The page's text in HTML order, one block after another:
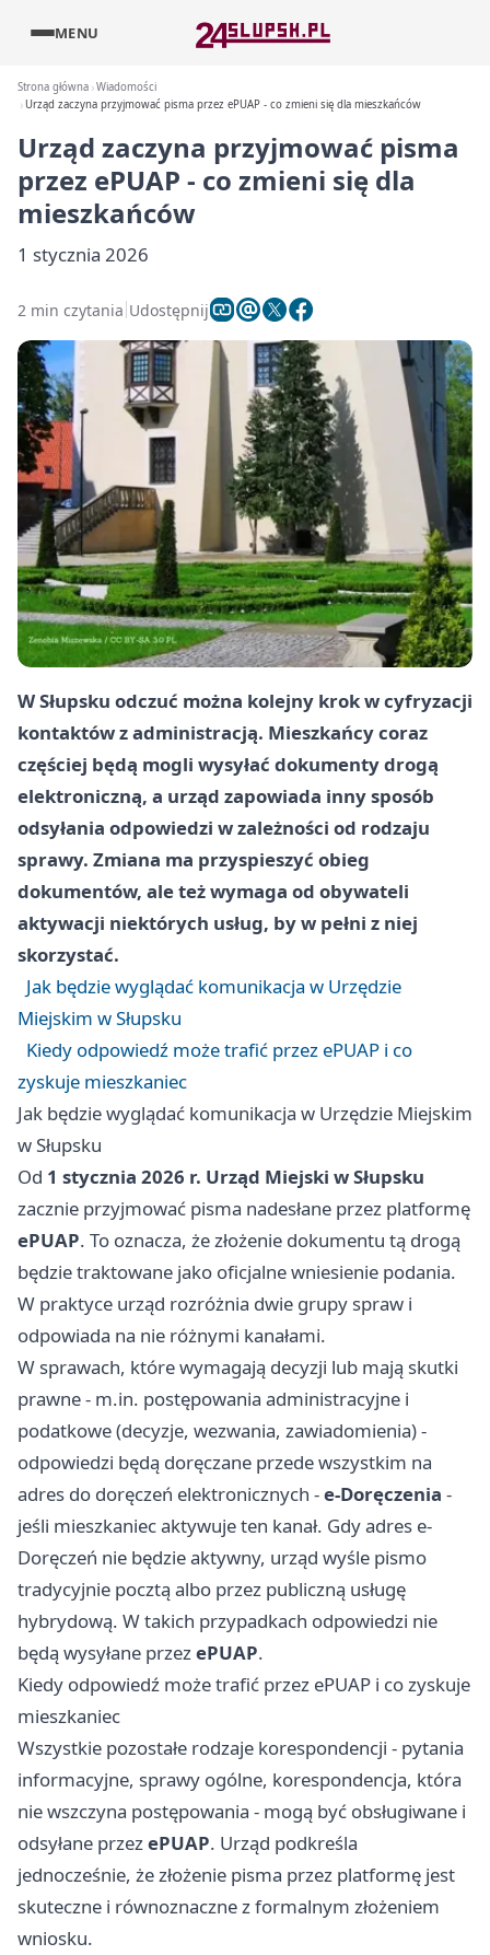
MENU
Strona główna Wiadomości
Urząd zaczyna przyjmować pisma przez ePUAP - co zmieni się dla mieszkańców
Urząd zaczyna przyjmować pisma
przez ePUAP - co zmieni się dla
mieszkańców
1 stycznia 2026
2 min czytania Udostępnij
W Słupsku odczuć można kolejny krok w cyfryzacji
kontaktów z administracją. Mieszkańcy coraz
częściej będą mogli wysyłać dokumenty drogą
elektroniczną, a urząd zapowiada inny sposób
odsyłania odpowiedzi w zależności od rodzaju
sprawy. Zmiana ma przyspieszyć obieg
dokumentów, ale też wymaga od obywateli
aktywacji niektórych usług, by w pełni z niej
skorzystać.
Jak będzie wyglądać komunikacja w Urzędzie
Miejskim w Słupsku
Kiedy odpowiedź może trafić przez ePUAP i co
zyskuje mieszkaniec
Jak będzie wyglądać komunikacja w Urzędzie Miejskim
w Słupsku
Od 1 stycznia 2026 r. Urząd Miejski w Słupsku
zacznie przyjmować pisma nadesłane przez platformę
ePUAP. To oznacza, że złożenie dokumentu tą drogą
będzie traktowane jako oficjalne wniesienie podania.
W praktyce urząd rozróżnia dwie grupy spraw i
odpowiada na nie różnymi kanałami.
W sprawach, które wymagają decyzji lub mają skutki
prawne - m.in. postępowania administracyjne i
podatkowe (decyzje, wezwania, zawiadomienia) -
odpowiedzi będą doręczane przede wszystkim na
adres do doręczeń elektronicznych -e-Doręczenia -
jeśli mieszkaniec aktywuje ten kanał. Gdy adres e-
Doręczeń nie będzie aktywny, urząd wyśle pismo
tradycyjnie pocztą albo przez publiczną usługę
hybrydową. W takich przypadkach odpowiedzi nie
będą wysyłane przezePUAP.
Kiedy odpowiedź może trafić przez ePUAP i co zyskuje
mieszkaniec
Wszystkie pozostałe rodzaje korespondencji - pytania
informacyjne, sprawy ogólne, korespondencja, która
nie wszczyna postępowania - mogą być obsługiwane i
odsyłane przezePUAP. Urząd podkreśla
jednocześnie, że złożenie pisma przez platformę jest
skuteczne i równoznaczne z formalnym złożeniem
wniosku.